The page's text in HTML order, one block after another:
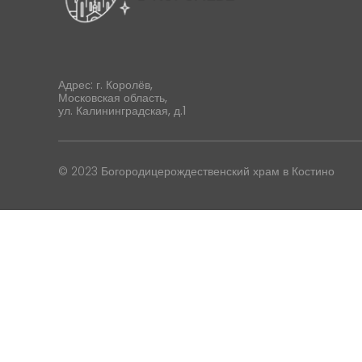
Адрес: г. Королёв,
Московская область,
ул. Калининградская, д.1
© 2023 Богородицерождественский храм в Костино